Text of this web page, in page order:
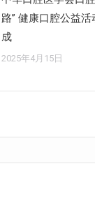
路” 健康口腔公益
成
2025年4月15日